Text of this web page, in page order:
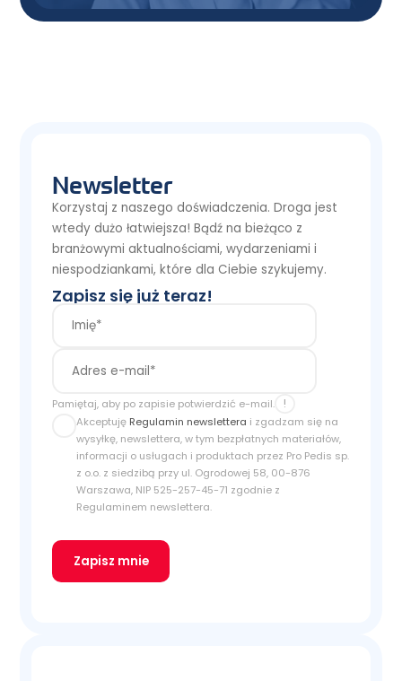
Newsletter
Korzystaj z naszego doświadczenia. Droga jest
wtedy dużo łatwiejsza! Bądź na bieżąco z
branżowymi aktualnościami, wydarzeniami i
niespodziankami, które dla Ciebie szykujemy.
Zapisz się już teraz!
Pamiętaj, aby po zapisie potwierdzić e-mail. !
Akceptuję Regulamin newslettera i zgadzam się na
wysyłkę, newslettera, w tym bezpłatnych materiałów,
informacji o usługach i produktach przez Pro Pedis sp.
z o.o. z siedzibą przy ul. Ogrodowej 58, 00-876
Warszawa, NIP 525-257-45-71 zgodnie z
Regulaminem newslettera.
Zapisz mnie